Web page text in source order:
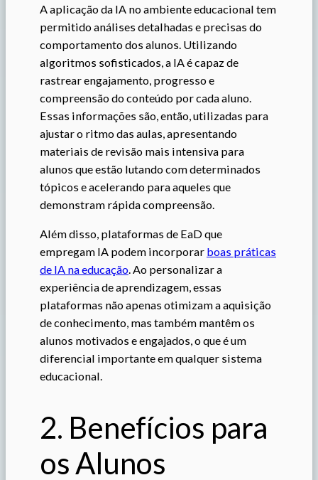
A aplicação da IA no ambiente educacional tem
permitido análises detalhadas e precisas do
comportamento dos alunos. Utilizando
algoritmos sofisticados, a IA é capaz de
rastrear engajamento, progresso e
compreensão do conteúdo por cada aluno.
Essas informações são, então, utilizadas para
ajustar o ritmo das aulas, apresentando
materiais de revisão mais intensiva para
alunos que estão lutando com determinados
tópicos e acelerando para aqueles que
demonstram rápida compreensão.
Além disso, plataformas de EaD que
empregam IA podem incorporar boas práticas
de IA na educação . Ao personalizar a
experiência de aprendizagem, essas
plataformas não apenas otimizam a aquisição
de conhecimento, mas também mantêm os
alunos motivados e engajados, o que é um
diferencial importante em qualquer sistema
educacional.
2. Benefícios para
os Alunos